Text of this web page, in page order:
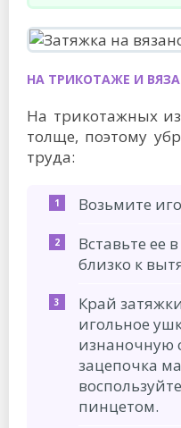
НА ТРИКОТАЖЕ И
На трикотажных
толще, поэтому
труда:
Возьмите
Вставьте ее
близко к
Край
игольное
изнаночную
зацепочка
пинцетом.